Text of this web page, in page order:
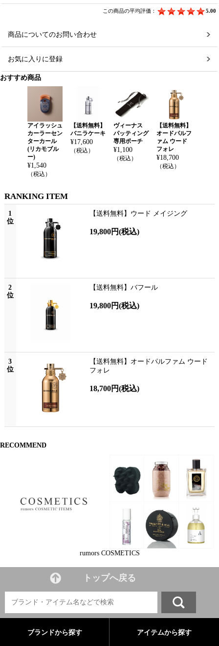
この商品の平均評価： 5.00
商品についてのお問い合わせ
お気に入りに登録
おすすめ商品
アイラッシュ
カーラーセン
ターカール
(リカモブル
ー)
¥1,540
（税込）
【送料無料】
バニラケーキ
¥17,600
（税込）
ヴィーナス
パッティング
専用ポーチ
¥1,100
（税込）
【送料無料】
オードパルフ
ァム ウード
フォレ
¥18,700
（税込）
RANKING ITEM
1
位
【送料無料】ウード メイジング
19,800円(税込)
2
位
【送料無料】バフール
19,800円(税込)
3
位
【送料無料】オードパルファム ウード
フォレ
18,700円(税込)
RECOMMEND
rumors COSMETICS
トップへ戻る
ブランドから探す アイテムから探す